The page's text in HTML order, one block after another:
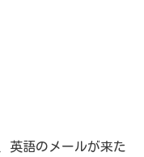
英語のメールが来た